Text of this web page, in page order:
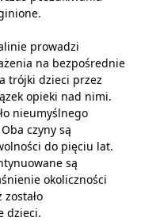
prowadzi
na bezpośrednie
trójki dzieci przez
opieki nad nimi.
nieumyślnego
czyny są
do pięciu lat.
są
okoliczności
dzieci.